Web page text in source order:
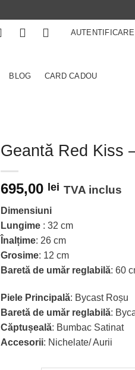
BLOG CARD CADOU
Geantă Red Kiss
695,00 lei TVA inclus
Dimensiuni
Lungime: 32 cm
Înalțime: 26 cm
Grosime: 12 cm
Baretă de umăr reglabilă: 60
Piele Principală: Bycast Roșu
Baretă de umăr reglabilă:
Căptușeală: Bumbac Satinat
Accesorii: Nichelate/ Aurii